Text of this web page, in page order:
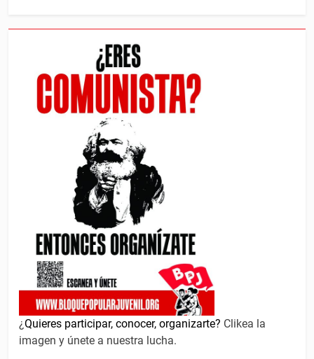
¿Quieres participar, conocer, organizarte? Clikea la
imagen y únete a nuestra lucha.